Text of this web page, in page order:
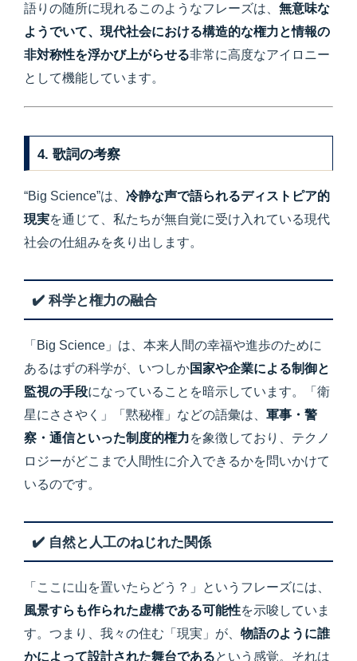
語りの随所に現れるこのようなフレーズは、 無意味な
ようでいて、現代社会における構造的な権力と情報の
非対称性を浮かび上がらせる非常に高度なアイロニー
として機能しています。
4. 歌詞の考察
“Big Science”は、 冷静な声で語られるディストピア的
現実を通じて、私たちが無自覚に受け入れている現代
社会の仕組みを炙り出します。
✔️ 科学と権力の融合
「Big Science」は、本来人間の幸福や進歩のために
あるはずの科学が、いつしか国家や企業による制御と
監視の手段になっていることを暗示しています。「衛
星にささやく」「黙秘権」などの語彙は、 軍事・警
察・通信といった制度的権力を象徴しており、テクノ
ロジーがどこまで人間性に介入できるかを問いかけて
いるのです。
✔️ 自然と人工のねじれた関係
「ここに山を置いたらどう？」というフレーズには、
風景すらも作られた虚構である可能性を示唆していま
す。つまり、我々の住む「現実」が、 物語のように誰
かによって設計された舞台であるという感覚。それは